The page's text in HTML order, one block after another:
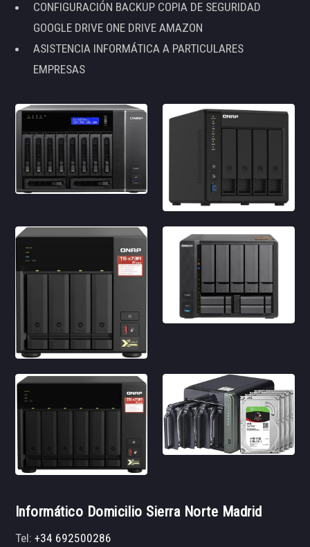
CONFIGURACIÓN BACKUP COPIA DE SEGURIDAD
GOOGLE DRIVE ONE DRIVE AMAZON
ASISTENCIA INFORMÁTICA A PARTICULARES
EMPRESAS
Informático Domicilio Sierra Norte Madrid
Tel:+34 692500286